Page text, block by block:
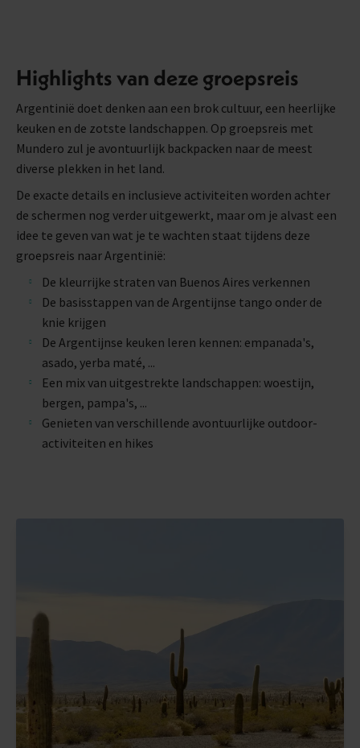
Highlights van deze groepsreis
Argentinië doet denken aan een brok cultuur, een heerlijke
keuken en de zotste landschappen. Op groepsreis met
Mundero zul je avontuurlijk backpacken naar de meest
diverse plekken in het land.
De exacte details en inclusieve activiteiten worden achter
de schermen nog verder uitgewerkt, maar om je alvast een
idee te geven van wat je te wachten staat tijdens deze
groepsreis naar Argentinië:
De kleurrijke straten van Buenos Aires verkennen
De basisstappen van de Argentijnse tango onder de
knie krijgen
De Argentijnse keuken leren kennen: empanada's,
asado, yerba maté, ...
Een mix van uitgestrekte landschappen: woestijn,
bergen, pampa's, ...
Genieten van verschillende avontuurlijke outdoor-
activiteiten en hikes